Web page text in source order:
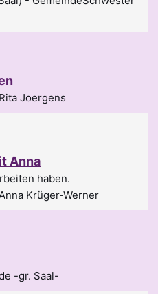
Rita Joergens
Anna
haben.
Krüger-Werner
-gr. Saal-